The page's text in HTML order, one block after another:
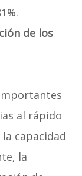
de los
al rápido
capacidad
la